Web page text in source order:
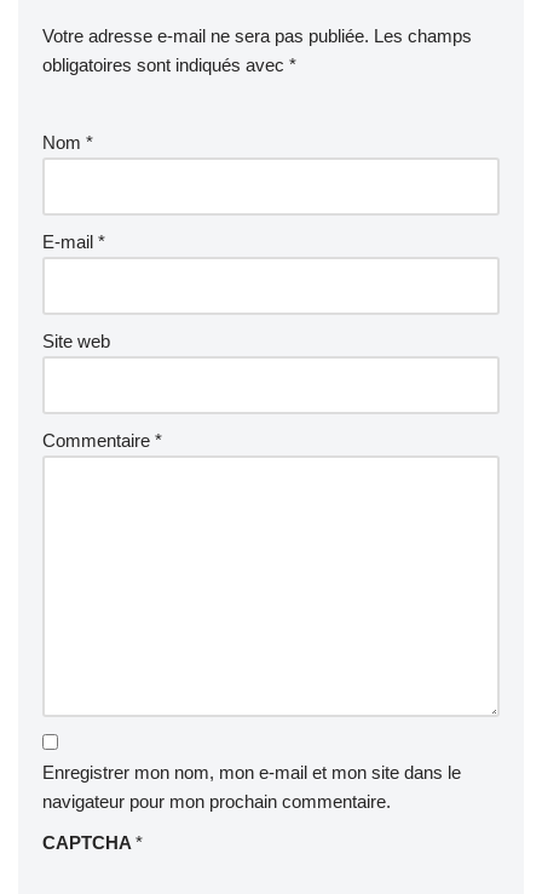
Votre adresse e-mail ne sera pas publiée. Les champs
obligatoires sont indiqués avec *
Nom *
E-mail *
Site web
Commentaire *
Enregistrer mon nom, mon e-mail et mon site dans le
navigateur pour mon prochain commentaire.
CAPTCHA *